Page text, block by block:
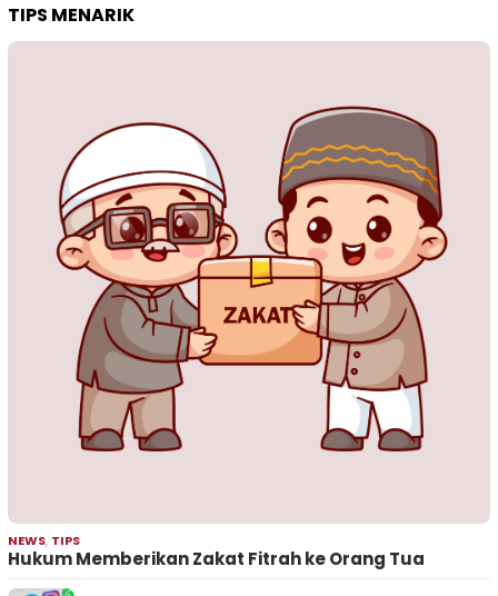
TIPS MENARIK
NEWS, TIPS
Hukum Memberikan Zakat Fitrah ke Orang Tua